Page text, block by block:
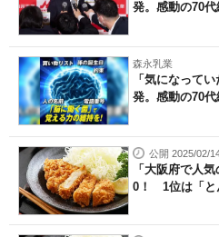
発。感動の70代
森永乳業
「気になって
発。感動の70代
公開 2025/02/
「大阪府で人
0！ 1位は「と